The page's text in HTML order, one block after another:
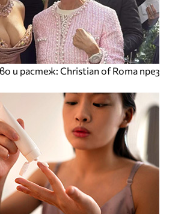
и растеж: Christian of Roma през